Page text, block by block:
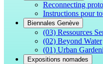
Reconnecting
Instructions pour
Biennales Genève
(03) Ressources
(02) Beyond Water
(01) Urban
Expositions nomades